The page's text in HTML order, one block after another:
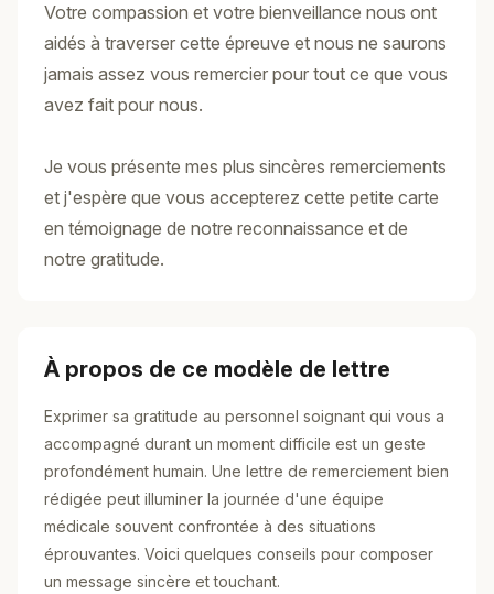
Votre compassion et votre bienveillance nous ont
aidés à traverser cette épreuve et nous ne saurons
jamais assez vous remercier pour tout ce que vous
avez fait pour nous.
Je vous présente mes plus sincères remerciements
et j'espère que vous accepterez cette petite carte
en témoignage de notre reconnaissance et de
notre gratitude.
À propos de ce modèle de lettre
Exprimer sa gratitude au personnel soignant qui vous a
accompagné durant un moment difficile est un geste
profondément humain. Une lettre de remerciement bien
rédigée peut illuminer la journée d'une équipe
médicale souvent confrontée à des situations
éprouvantes. Voici quelques conseils pour composer
un message sincère et touchant.